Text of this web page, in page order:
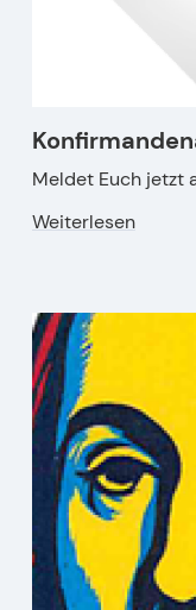
Meldet Euch jetzt
Weiterlesen